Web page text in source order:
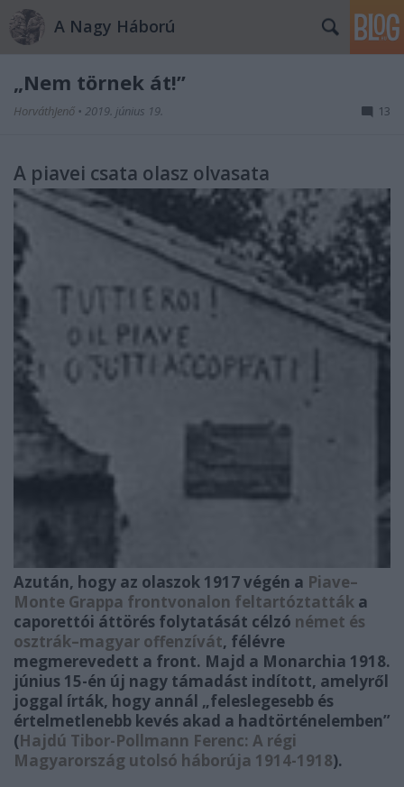
A Nagy Háború
„Nem törnek át!”
HorváthJenő • 2019. június 19. 13
A piavei csata olasz olvasata
Azután, hogy az olaszok 1917 végén a Piave–
Monte Grappa frontvonalon feltartóztatták a
caporettói áttörés folytatását célzó német és
osztrák–magyar offenzívát, félévre
megmerevedett a front. Majd a Monarchia 1918.
június 15-én új nagy támadást indított, amelyről
joggal írták, hogy annál „feleslegesebb és
értelmetlenebb kevés akad a hadtörténelemben”
(Hajdú Tibor-Pollmann Ferenc: A régi
Magyarország utolsó háborúja 1914-1918).